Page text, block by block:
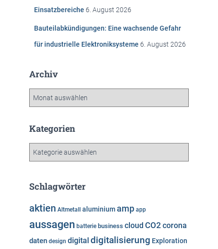
Einsatzbereiche 6. August 2026
Bauteilabkündigungen: Eine wachsende Gefahr
für industrielle Elektroniksysteme 6. August 2026
Archiv
h
Kategorien
g
r
i
n
Schlagwörter
aktien Altmetall aluminiumamp app
aussagen batterie business cloud CO2 corona
daten design digital digitalisierung Exploration